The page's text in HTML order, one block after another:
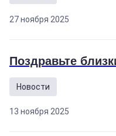
27 ноября 2025
Поздравьте
Новости
13 ноября 2025